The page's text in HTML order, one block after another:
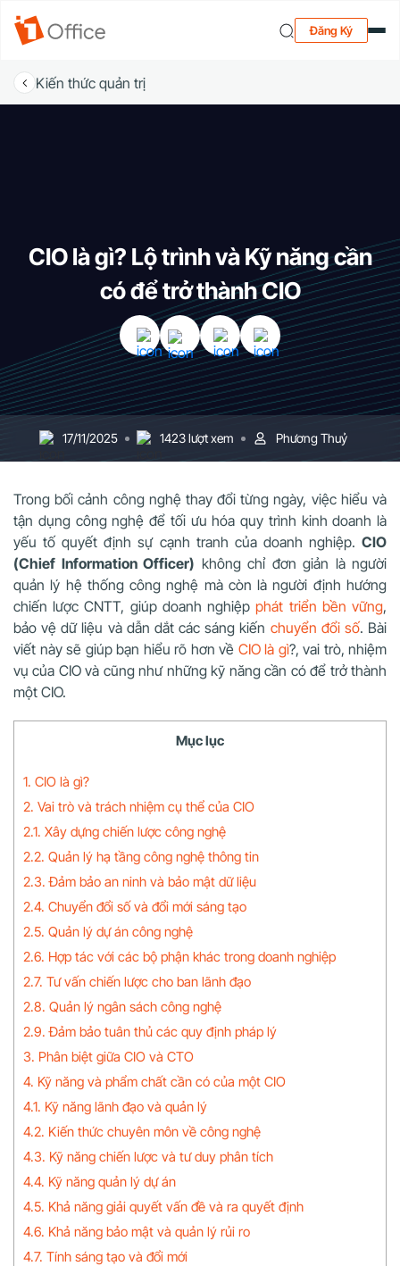
Đăng Ký
Kiến thức quản trị
CIO là gì? Lộ trình và Kỹ năng cần
có để trở thành CIO
17/11/2025 1423 lượt xem Phương Thuỷ
Trong bối cảnh công nghệ thay đổi từng ngày, việc hiểu và
tận dụng công nghệ để tối ưu hóa quy trình kinh doanh là
yếu tố quyết định sự cạnh tranh của doanh nghiệp. CIO
(Chief Information Officer) không chỉ đơn giản là người
quản lý hệ thống công nghệ mà còn là người định hướng
chiến lược CNTT, giúp doanh nghiệpphát triển bền vững,
bảo vệ dữ liệu và dẫn dắt các sáng kiến chuyển đổi số. Bài
viết này sẽ giúp bạn hiểu rõ hơn về CIO là gì?, vai trò, nhiệm
vụ của CIO và cũng như những kỹ năng cần có để trở thành
một CIO.
Mục lục
1. CIO là gì?
2. Vai trò và trách nhiệm cụ thể của CIO
2.1. Xây dựng chiến lược công nghệ
2.2. Quản lý hạ tầng công nghệ thông tin
2.3. Đảm bảo an ninh và bảo mật dữ liệu
2.4. Chuyển đổi số và đổi mới sáng tạo
2.5. Quản lý dự án công nghệ
2.6. Hợp tác với các bộ phận khác trong doanh nghiệp
2.7. Tư vấn chiến lược cho ban lãnh đạo
2.8. Quản lý ngân sách công nghệ
2.9. Đảm bảo tuân thủ các quy định pháp lý
3. Phân biệt giữa CIO và CTO
4. Kỹ năng và phẩm chất cần có của một CIO
4.1. Kỹ năng lãnh đạo và quản lý
4.2. Kiến thức chuyên môn về công nghệ
4.3. Kỹ năng chiến lược và tư duy phân tích
4.4. Kỹ năng quản lý dự án
4.5. Khả năng giải quyết vấn đề và ra quyết định
4.6. Khả năng bảo mật và quản lý rủi ro
4.7. Tính sáng tạo và đổi mới